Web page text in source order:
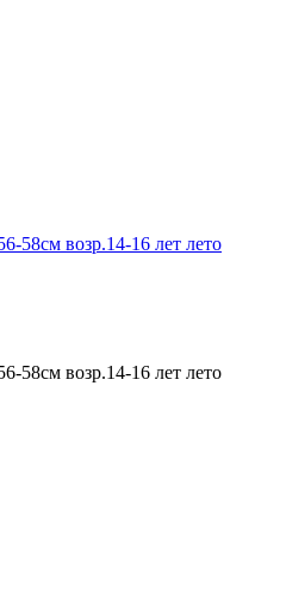
58см возр.14-16 лет лето
58см возр.14-16 лет лето